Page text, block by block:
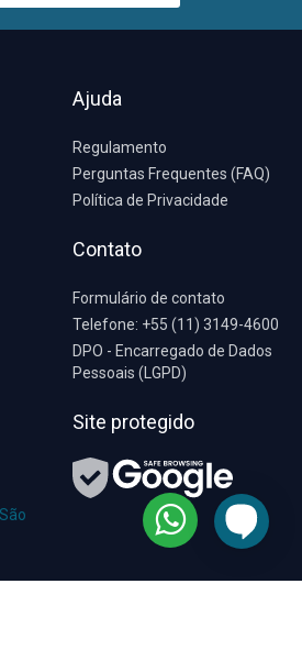
Ajuda
Regulamento
Perguntas Frequentes (FAQ)
Política de Privacidade
Contato
Formulário de contato
Telefone: +55 (11) 3149-4600
DPO - Encarregado de Dados
Pessoais (LGPD)
Site protegido